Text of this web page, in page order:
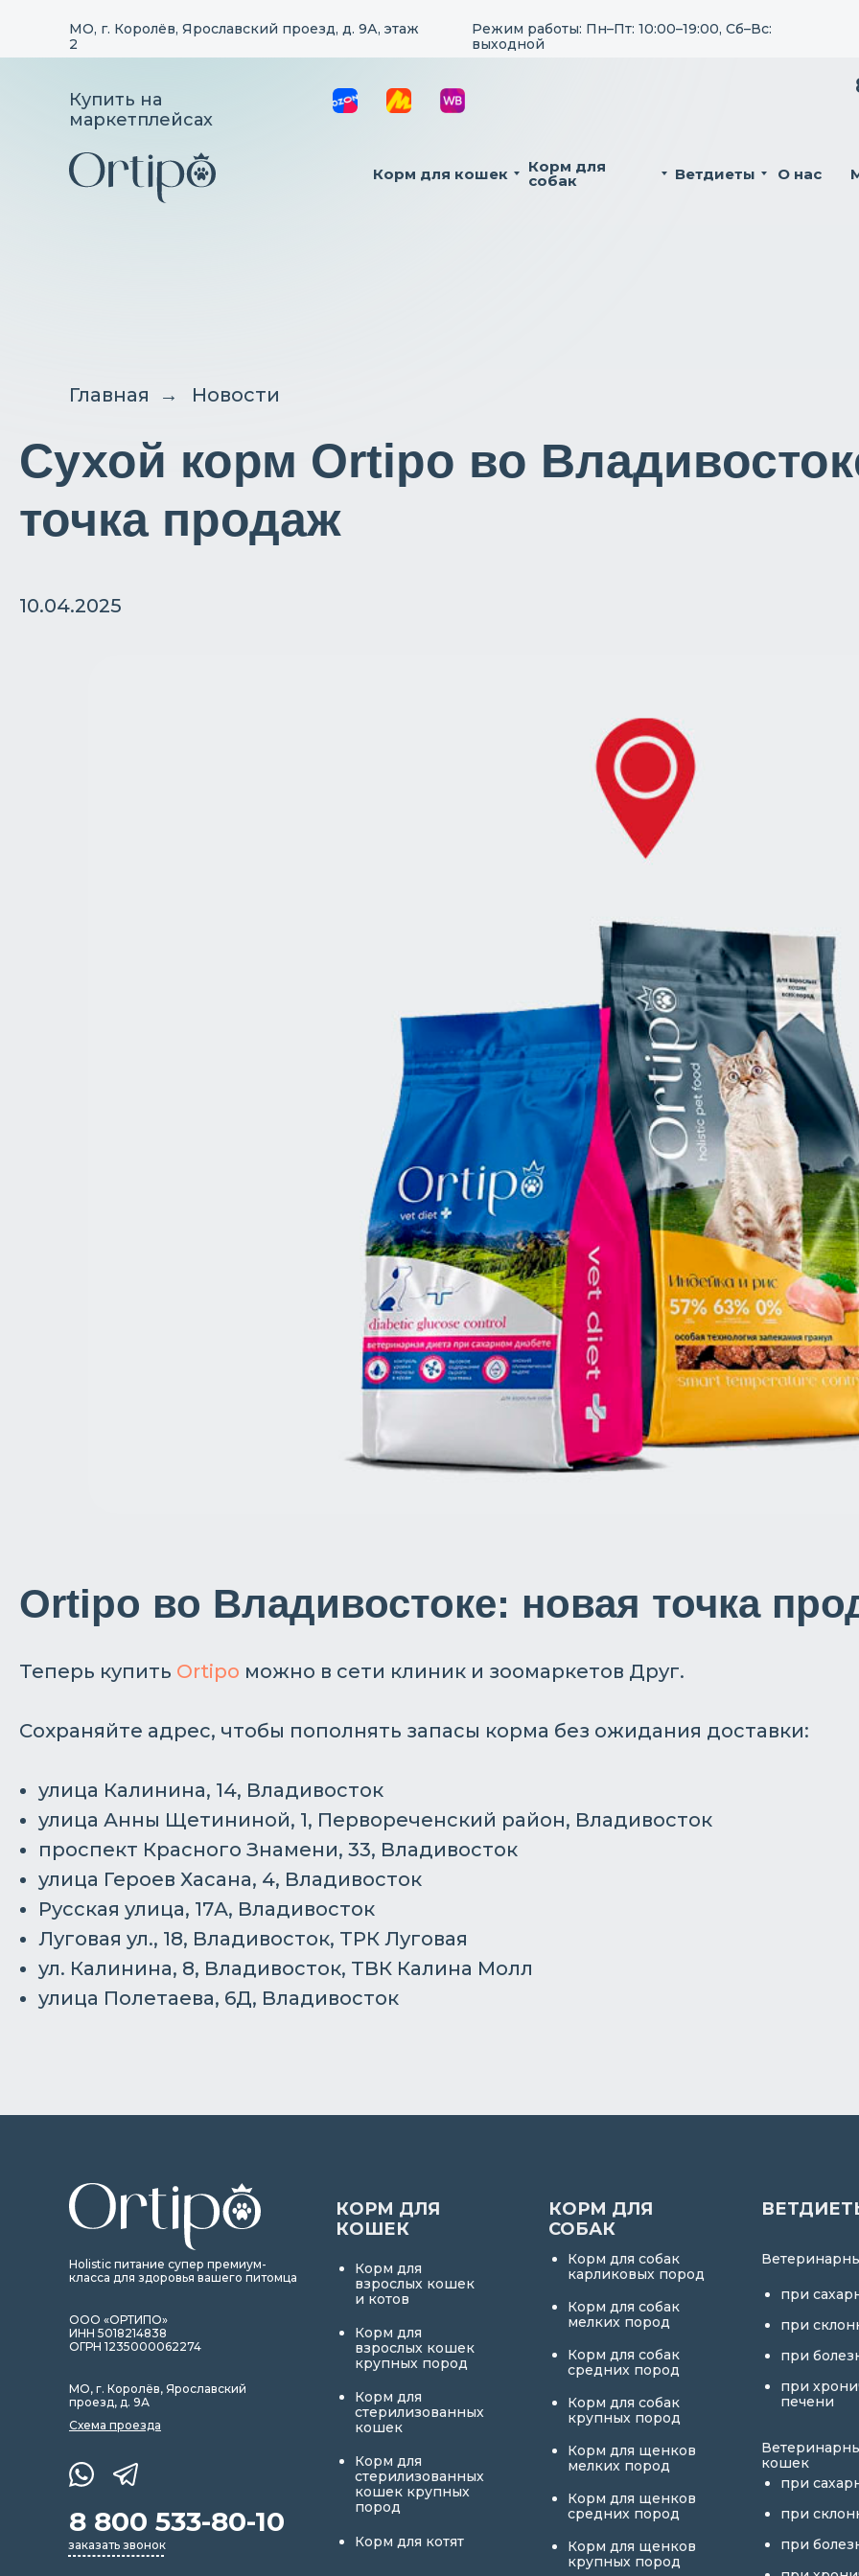
МО, г. Королёв, Ярославский проезд, д. 9А, этаж
2
Режим работы: Пн–Пт: 10:00–19:00, Сб–Вс:
выходной
Купить на
маркетплейсах
Корм для кошек Корм для
собак Ветдиеты О нас
Главная → Новости
Сухой корм Ortipo во
точка продаж
10.04.2025
Ortipo во Владивостоке: новая точка
Теперь купить Ortipo можно в сети клиник и зоомаркетов Друг.
Сохраняйте адрес, чтобы пополнять запасы корма без ожидания доставки:
улица Калинина, 14, Владивосток
улица Анны Щетининой, 1, Первореченский район, Владивосток
проспект Красного Знамени, 33, Владивосток
улица Героев Хасана, 4, Владивосток
Русская улица, 17А, Владивосток
Луговая ул., 18, Владивосток, ​ТРК Луговая
ул. Калинина, 8, Владивосток, ТВК Калина Молл
улица Полетаева, 6Д, Владивосток
заказать звонок
Holistic питание супер премиум-
класса для здоровья вашего питомца
ООО «ОРТИПО»
ИНН 5018214838
ОГРН 1235000062274
МО, г. Королёв, Ярославский
проезд, д. 9А
Схема проезда
8 800 533-80-10
КОРМ ДЛЯ
КОШЕК
Корм для
взрослых кошек
крупных пород
Корм для
взрослых кошек
и котов
Корм для
стерилизованных
кошек
Корм для
стерилизованных
кошек крупных
пород
Корм для котят
КОРМ ДЛЯ
СОБАК
Корм для собак
мелких пород
Корм для собак
карликовых пород
Корм для собак
средних пород
Корм для собак
крупных пород
Корм для щенков
мелких пород
Корм для щенков
средних пород
Корм для щенков
крупных пород
при
печени
при
при
при
при
при
при
кошек